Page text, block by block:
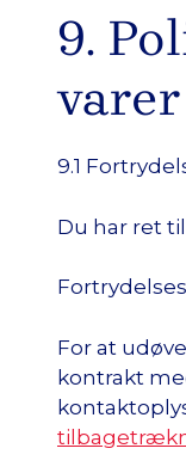
9.
varer
9.1
Du har ret
For at
kontrakt